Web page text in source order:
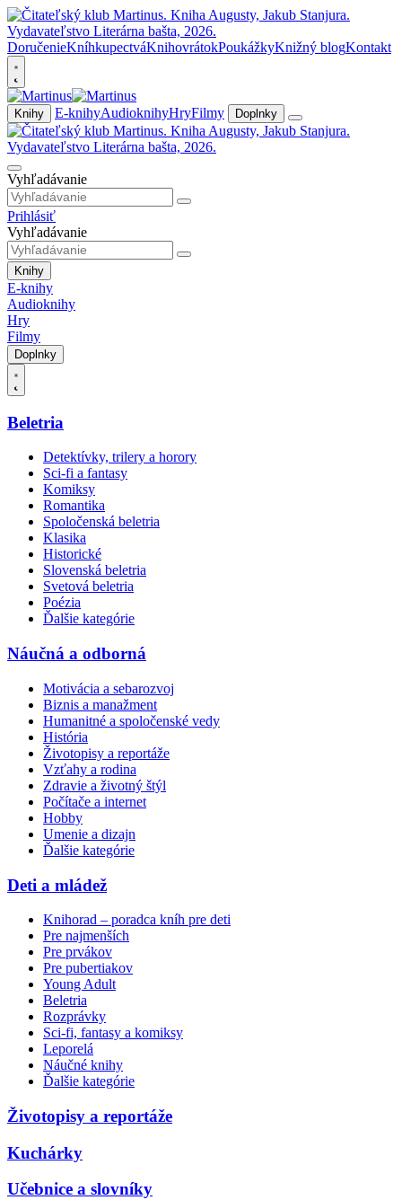
DoručenieKníhkupectváKnihovrátokPoukážkyKnižný blogKontakt
Knihy E-knihyAudioknihyHryFilmy Doplnky
Vyhľadávanie
Prihlásiť
Vyhľadávanie
Knihy
E-knihy
Audioknihy
Hry
Filmy
Doplnky
Beletria
Detektívky, trilery a horory
Sci-fi a fantasy
Komiksy
Romantika
Spoločenská beletria
Klasika
Historické
Slovenská beletria
Svetová beletria
Poézia
Ďalšie kategórie
Náučná a odborná
Motivácia a sebarozvoj
Biznis a manažment
Humanitné a spoločenské vedy
História
Životopisy a reportáže
Vzťahy a rodina
Zdravie a životný štýl
Počítače a internet
Hobby
Umenie a dizajn
Ďalšie kategórie
Deti a mládež
Knihorad – poradca kníh pre deti
Pre najmenších
Pre prvákov
Pre pubertiakov
Young Adult
Beletria
Rozprávky
Sci-fi, fantasy a komiksy
Leporelá
Náučné knihy
Ďalšie kategórie
Životopisy a reportáže
Kuchárky
Učebnice a slovníky